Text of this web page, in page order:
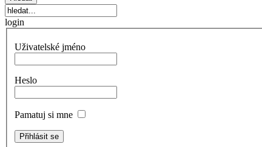
login
Uživatelské jméno
Heslo
Pamatuj si mne